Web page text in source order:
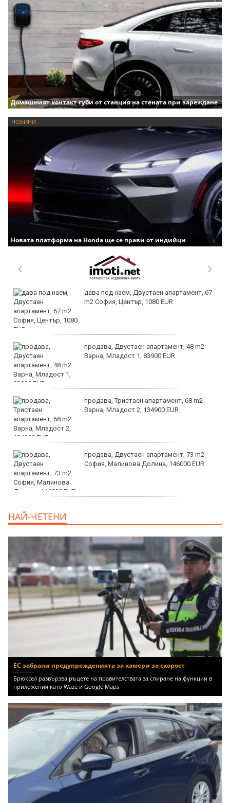
Домашният контакт губи от станция на стената при зареждане
НОВИНИ
Новата платформа на Honda ще се прави от индийци
дава под наем, Двустаен апартамент, 67
m2 София, Център, 1080 EUR
продава, Двустаен апартамент, 48 m2
Варна, Младост 1, 83900 EUR
продава, Тристаен апартамент, 68 m2
Варна, Младост 2, 134900 EUR
продава, Двустаен апартамент, 73 m2
София, Малинова Долина, 146000 EUR
НАЙ-ЧЕТЕНИ
ЕС забрани предупрежденията за камери за скорост
Брюксел развързва ръцете на правителствата за спиране на функции в
приложения като Waze и Google Maps